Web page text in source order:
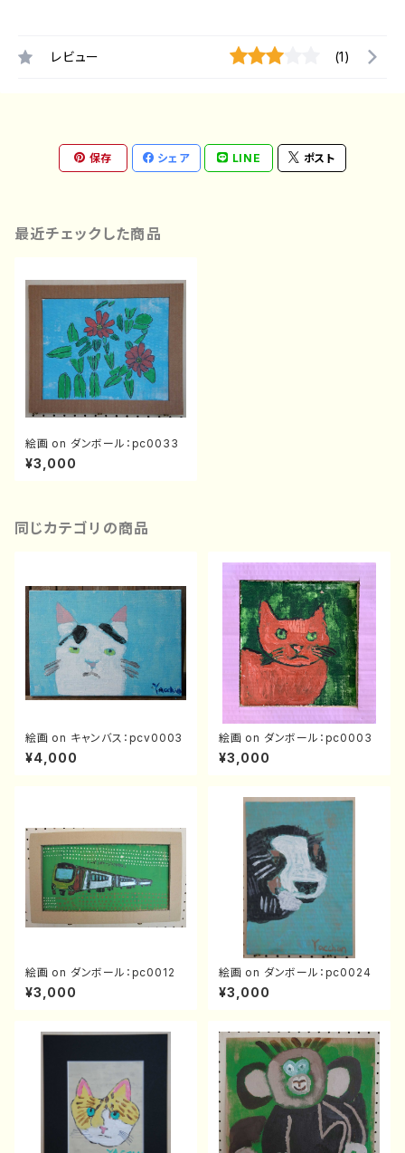
レビュー (1)
保存 シェア LINE ポスト
最近チェックした商品
絵画 on ダンボール：pc0033
¥3,000
同じカテゴリの商品
絵画 on キャンバス：pcv0003
¥4,000
絵画 on ダンボール：pc0003
¥3,000
絵画 on ダンボール：pc0012
¥3,000
絵画 on ダンボール：pc0024
¥3,000